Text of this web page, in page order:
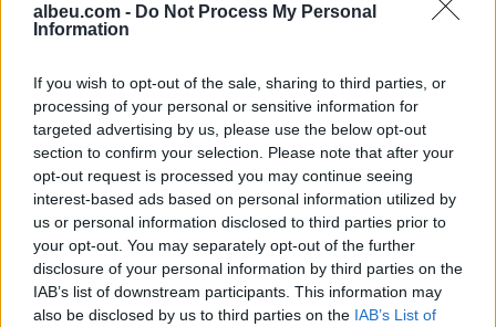
albeu.com - Do Not Process My Personal
Information
If you wish to opt-out of the sale, sharing to third parties, or
processing of your personal or sensitive information for
targeted advertising by us, please use the below opt-out
section to confirm your selection. Please note that after your
opt-out request is processed you may continue seeing
interest-based ads based on personal information utilized by
us or personal information disclosed to third parties prior to
your opt-out. You may separately opt-out of the further
disclosure of your personal information by third parties on the
IAB’s list of downstream participants. This information may
also be disclosed by us to third parties on the IAB’s List of
VIDEO/ Ndërhyrja “horror” e
gjobë